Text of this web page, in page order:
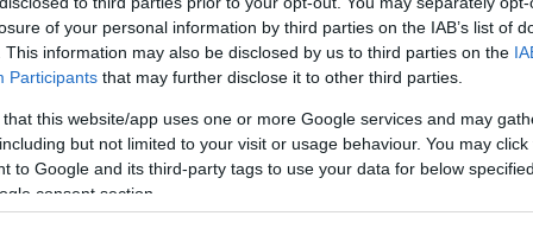
of your personal information by third parties on the IAB’s list of
This information may also be disclosed by us to third parties on the
Participants that may further disclose it to other third parties.
that this website/app uses one or more Google services and may
but not limited to your visit or usage behaviour. You may
to Google and its third-party tags to use your data for below
consent section.
Satta, che ha anche dichiarato di gradire
scorsi, ad esempio, piazzò in copertina
conosciuta al pubblico solo per la sua
una grande carica di sensualità.